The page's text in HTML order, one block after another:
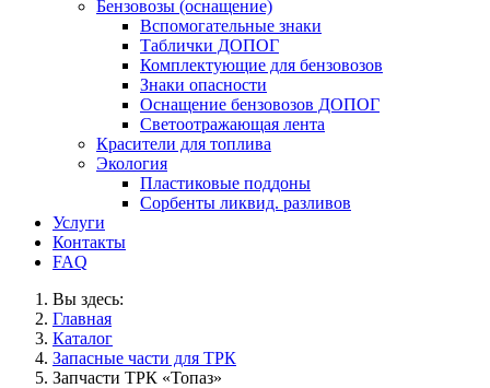
Бензовозы (оснащение)
Вспомогательные знаки
Таблички ДОПОГ
Комплектующие для бензовозов
Знаки опасности
Оснащение бензовозов ДОПОГ
Светоотражающая лента
Красители для топлива
Экология
Пластиковые поддоны
Сорбенты ликвид. разливов
Услуги
Контакты
FAQ
Вы здесь:
Главная
Каталог
Запасные части для ТРК
Запчасти ТРК «Топаз»